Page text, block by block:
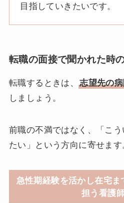
目指していきたいです。
転職の面接で聞かれた時
転職するときは、志望先の
しましょう。
前職の不満ではなく、「こ
たい」という方向に寄せます
急性期経験を活かし在宅
担う看護師